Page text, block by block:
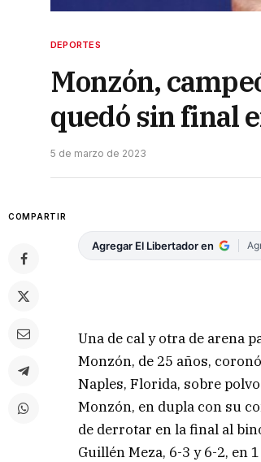
DEPORTES
Monzón,
quedó sin final
5 de marzo de 2023
COMPARTIR
Agregar El Libertador en
Una de cal y otra de arena
Monzón, de 25 años,
Naples, Florida, sobre
Monzón, en dupla con su
de derrotar en la final al
Guillén Meza, 6-3 y 6-2, en